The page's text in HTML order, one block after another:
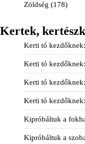
Zöldség (178)
Kertek,
Kerti tó
Kerti tó
Kerti tó
Kerti tó
Kipróbáltuk a
Kipróbáltuk a